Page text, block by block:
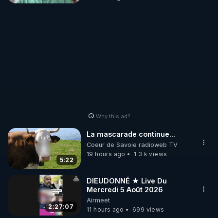
leur regalèrerait beaucoup de leurs problèmes
Why this ad?
5:22
La mascarade continue...
Coeur de Savoie radioweb TV
19 hours ago
1.3 k views
2:27:07
DIEUDONNÉ ★ Live Du
Mercredi 5 Août 2026
Airmeet
11 hours ago
699 views